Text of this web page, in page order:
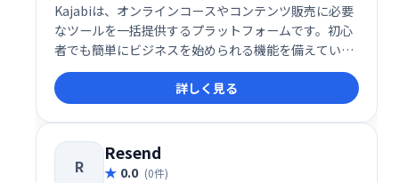
Kajabiは、オンラインコースやコンテンツ販売に必要
なツールを一括提供するプラットフォームです。初心
者でも簡単にビジネスを始められる機能を備えていま
す。
詳しく見る
R
Resend
0.0 (0件)